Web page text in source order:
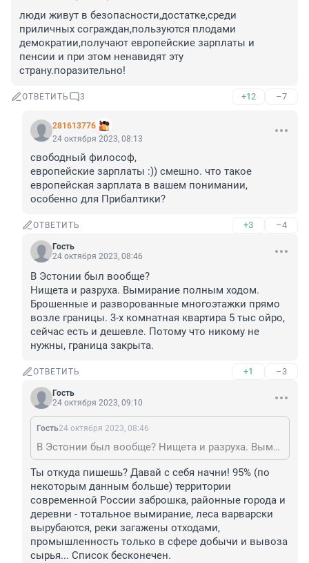
люди живут в безопасности,достатке,среди
приличных сограждан,пользуются плодами
демократии,получают европейские зарплаты и
пенсии и при этом ненавидят эту
страну.поразительно!
ОТВЕТИТЬ 3 +12 –7
281613776
24 октября 2023, 08:13
свободный философ,
европейские зарплаты :)) смешно. что такое
европейская зарплата в вашем понимании,
особенно для Прибалтики?
ОТВЕТИТЬ +3 –4
Гость
24 октября 2023, 08:46
В Эстонии был вообще?
Нищета и разруха. Вымирание полным ходом.
Брошенные и разворованные многоэтажки прямо
возле границы. 3-х комнатная квартира 5 тыс ойро,
сейчас есть и дешевле. Потому что никому не
нужны, граница закрыта.
ОТВЕТИТЬ +1 –3
Гость
24 октября 2023, 09:10
Гость24 октября 2023, 08:46
В Эстонии был вообще? Нищета и разруха. Вымирание полным ходом. Брошенные и разворованные многоэтажки прямо возле границы. 3-х комнатная квартира 5 тыс ойро, сейчас есть и дешевле. Потому что никому не нужны, граница закрыта.
Ты откуда пишешь? Давай с себя начни! 95% (по
некоторым данным больше) территории
современной России заброшка, районные города и
деревни - тотальное вымирание, леса варварски
вырубаются, реки загажены отходами,
промышленность только в сфере добычи и вывоза
сырья... Список бесконечен.